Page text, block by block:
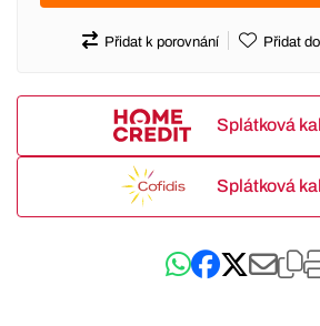
Přidat k porovnání Přidat
Splátková
Splátková